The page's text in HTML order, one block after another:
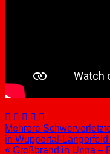
Mehrere
in Wuppertal-Langerfeld
Großbrand in Unna –